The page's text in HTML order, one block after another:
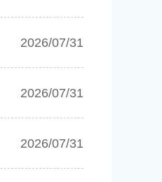
2026/07/31
2026/07/31
2026/07/31